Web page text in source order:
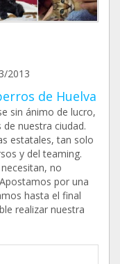
2013
de Huelva
sin ánimo de lucro,
nuestra ciudad.
estatales, tan solo
y del teaming.
no
por una
hasta el final
realizar nuestra